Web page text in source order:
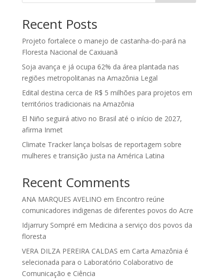
Recent Posts
Projeto fortalece o manejo de castanha-do-pará na
Floresta Nacional de Caxiuanã
Soja avança e já ocupa 62% da área plantada nas
regiões metropolitanas na Amazônia Legal
Edital destina cerca de R$ 5 milhões para projetos em
territórios tradicionais na Amazônia
El Niño seguirá ativo no Brasil até o início de 2027,
afirma Inmet
Climate Tracker lança bolsas de reportagem sobre
mulheres e transição justa na América Latina
Recent Comments
ANA MARQUES AVELINO em Encontro reúne
comunicadores indigenas de diferentes povos do Acre
Idjarrury Sompré em Medicina a serviço dos povos da
floresta
VERA DILZA PEREIRA CALDAS em Carta Amazônia é
selecionada para o Laboratório Colaborativo de
Comunicação e Ciência